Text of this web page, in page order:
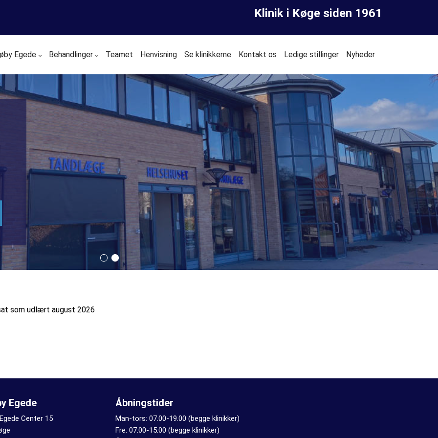
Klinik i Køge siden 1961
Egede Behandlinger Teamet Henvisning Se klinikkerne Kontakt os Ledige stillinger Nyheder
som udlært august 2026
Egede
Center 15
Åbningstider
Man-tors: 07.00-19.00 (begge klinikker)
Fre: 07.00-15.00 (begge klinikker)